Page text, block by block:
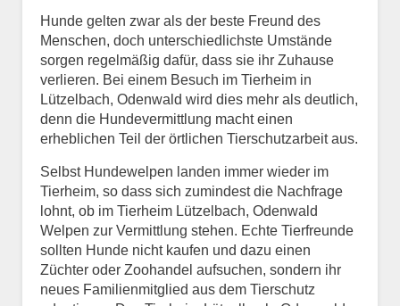
E-Mail*
Informationen über das
Tier.
Art des Tiers*
Hunde gelten zwar als der beste Freund des
Menschen, doch unterschiedlichste Umstände
sorgen regelmäßig dafür, dass sie ihr Zuhause
verlieren. Bei einem Besuch im Tierheim in
Lützelbach, Odenwald wird dies mehr als deutlich,
denn die Hundevermittlung macht einen
erheblichen Teil der örtlichen Tierschutzarbeit aus.
Selbst Hundewelpen landen immer wieder im
Tierheim, so dass sich zumindest die Nachfrage
lohnt, ob im Tierheim Lützelbach, Odenwald
Welpen zur Vermittlung stehen. Echte Tierfreunde
sollten Hunde nicht kaufen und dazu einen
Züchter oder Zoohandel aufsuchen, sondern ihr
neues Familienmitglied aus dem Tierschutz